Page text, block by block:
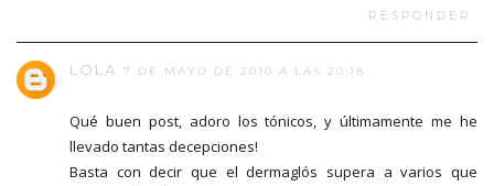
RESPONDER
LOLA 7 DE MAYO DE 2010 A LAS 20:18
Qué buen post, adoro los tónicos, y últimamente me he
llevado tantas decepciones!
Basta con decir que el dermaglós supera a varios que